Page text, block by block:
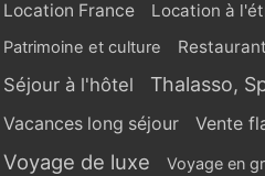
Location France Location à
Patrimoine et culture
Séjour à l'hôtel Thalasso,
Vacances long séjour Vente
Voyage de luxe Voyage en